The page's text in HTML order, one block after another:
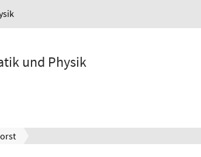
und Physik